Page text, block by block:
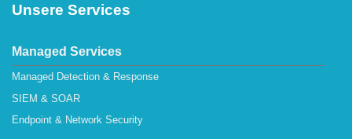
Unsere Services
Managed Services
Managed Detection & Response
SIEM & SOAR
Endpoint & Network Security